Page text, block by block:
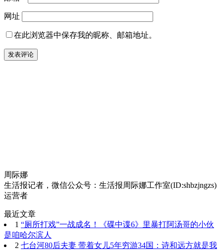
网址
在此浏览器中保存我的昵称、邮箱地址。
周际娜
生活报记者，微信公众号：生活报周际娜工作室(ID:shbzjngzs)
运营者
最近文章
1 “厕所打戏”一战成名！《碟中谍6》里暴打阿汤哥的小伙
是咱哈尔滨人
2 七台河80后夫妻 带着女儿5年穷游34国：诗和远方就是我